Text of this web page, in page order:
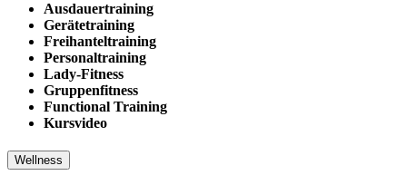
Ausdauertraining
Gerätetraining
Freihanteltraining
Personaltraining
Lady-Fitness
Gruppenfitness
Functional Training
Kursvideo
Wellness